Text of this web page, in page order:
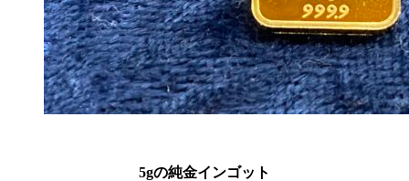
5gの純金インゴット